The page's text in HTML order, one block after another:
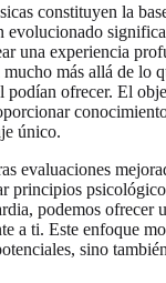
constituyen la
evolucionado
una experiencia
más allá de lo
podían ofrecer. El
único.
evaluaciones
principios
podemos ofrecer
a ti. Este enfoque
sino